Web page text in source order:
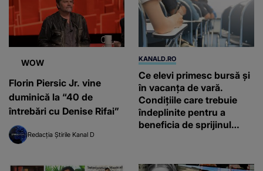
WOW
Florin Piersic Jr. vine
duminică la “40 de
întrebări cu Denise Rifai”
Redacția Știrile Kanal D
KANALD.RO
Ce elevi primesc bursă și
în vacanța de vară.
Condițiile care trebuie
îndeplinite pentru a
beneficia de sprijinul